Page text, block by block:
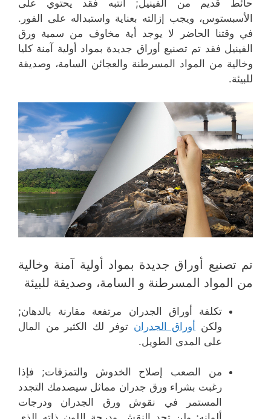
حائط قديم من الفينيل; انتبه فقد يحتوي على
الأسبستوس، ويجب إزالته بعناية واستبداله على الفور.
في وقتنا الحاضر لا يوجد أية مخاوف من سمية ورق
الفينيل فقد تم تصنيع أوراق جديدة بمواد أولية آمنة كليا
وخالية من المواد المسرطنة والعجائن السامة، وصديقة
للبيئة.
تم تصنيع أوراق جديدة بمواد أولية آمنة وخالية
من المواد المسرطنة و السامة، وصديقة للبيئة
تكلفة أوراق الجدران مرتفعة مقارنة بالدهان;
ولكن أوراق الجدران توفر لك الكثير من المال
على المدى الطويل.
من الصعب إصلاح الخدوش والتمزقات; فإذا
رغبت بشراء ورق جدران مماثل سيصدمك التجدد
المستمر في نقوش ورق الجدران ودرجات